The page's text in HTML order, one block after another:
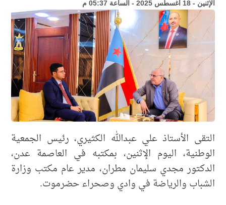
الإثنين - 18 أغسطس 2025 - الساعة 05:37 م
التقى الأستاذ علي عبدالله الكثيري، رئيس الجمعية
الوطنية، اليوم الإثنين، بمكتبه في العاصمة عدن،
الدكتور مجدي سليمان مطران، مدير عام مكتب وزارة
الشباب والرياضة في وادي وصحراء حضرموت.